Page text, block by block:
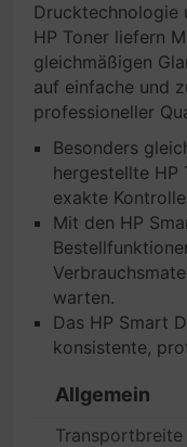
Drucktechnologie
HP Toner liefern
gleichmäßigen
auf einfache und
professioneller
Besonders
hergestellte HP
exakte
Mit den HP
warten.
Das HP Smart
konsistente,
Allgemein
Transportbreite